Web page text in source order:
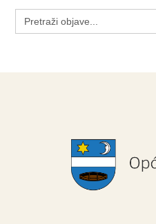
Search
for: